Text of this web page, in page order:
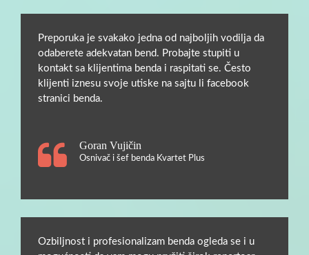
Preporuka je svakako jedna od najboljih vodilja da
odaberete adekvatan bend. Probajte stupiti u
kontakt sa klijentima benda i raspitati se. Često
klijenti iznesu svoje utiske na sajtu li facebook
stranici benda.
Goran Vujičin
Osnivač i šef benda Kvartet Plus
Ozbiljnost i profesionalizam benda ogleda se i u